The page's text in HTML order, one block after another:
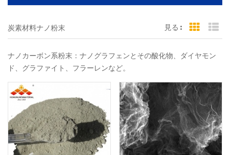
炭素材料ナノ粉末 見る : Grid
ナノカーボン系粉末：ナノグラフェンとその酸化物、ダイヤモン
ド、グラファイト、フラーレンなど。